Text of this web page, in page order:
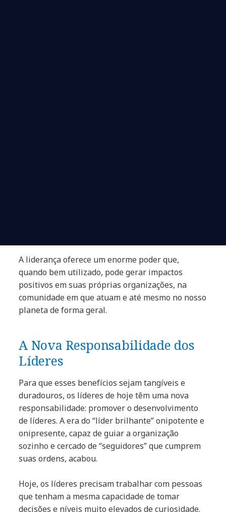
A liderança oferece um enorme poder que,
quando bem utilizado, pode gerar impactos
positivos em suas próprias organizações, na
comunidade em que atuam e até mesmo no nosso
planeta de forma geral.
A Nova Responsabilidade dos
Líderes
Para que esses benefícios sejam tangíveis e
duradouros, os líderes de hoje têm uma nova
responsabilidade: promover o desenvolvimento
de líderes. A era do “líder brilhante” onipotente e
onipresente, capaz de guiar a organização
sozinho e cercado de “seguidores” que cumprem
suas ordens, acabou.
Hoje, os líderes precisam trabalhar com pessoas
que tenham a mesma capacidade de tomar
decisões e níveis muito elevados de curiosidade.